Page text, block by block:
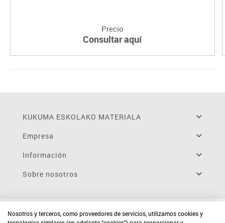
Precio
Consultar aquí
KUKUMA ESKOLAKO MATERIALA
Empresa
Información
Sobre nosotros
Nosotros y terceros, como proveedores de servicios, utilizamos cookies y